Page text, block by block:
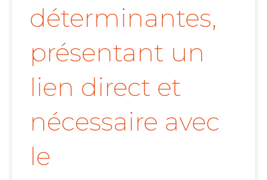
déterminantes,
présentant un
lien direct et
nécessaire avec
le